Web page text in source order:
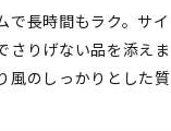
で長時間もラク。サ
さりげない品を添えま
風のしっかりとした